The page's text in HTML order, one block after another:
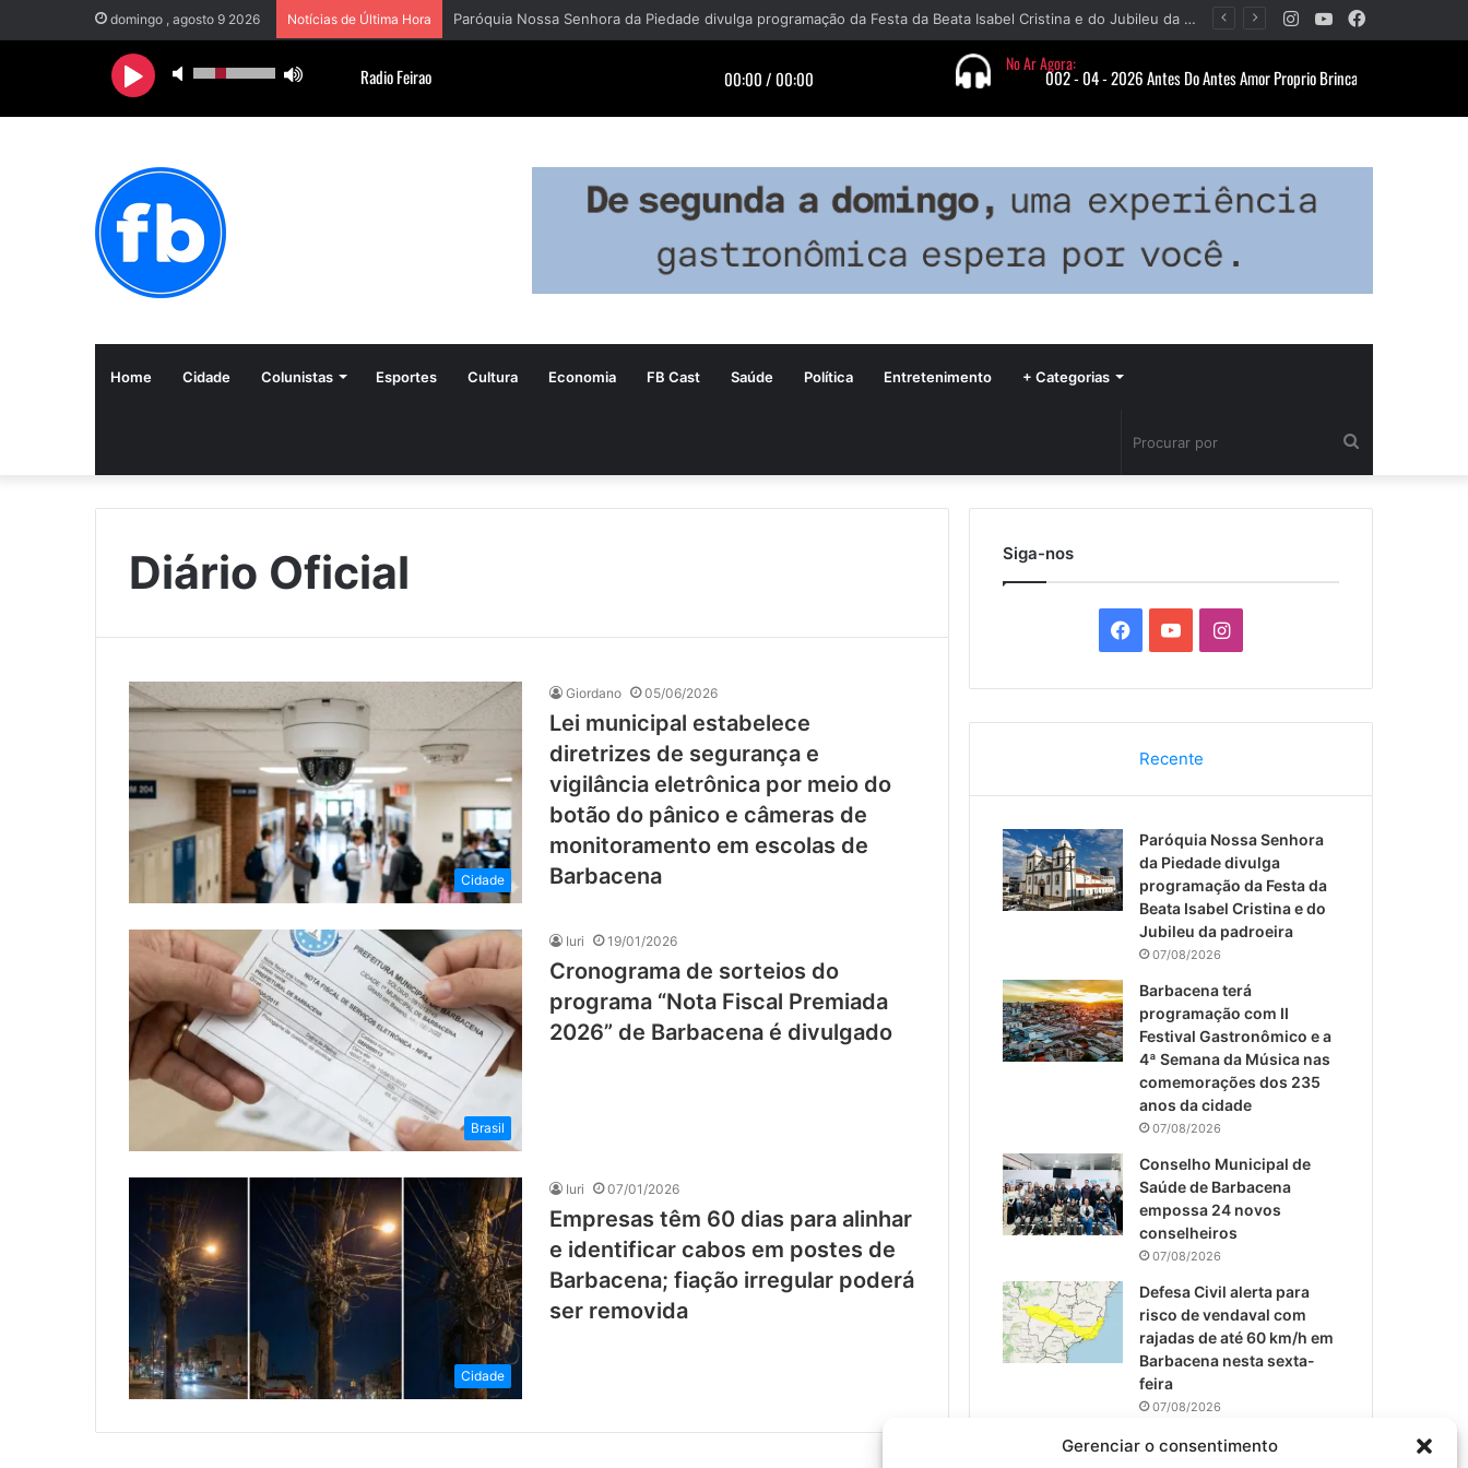
Gerenciar o consentimento
domingo , agosto 9 2026 Notícias de Última Hora Paróquia Nossa Senhora da Piedade divulga programação da Festa da Beata Isabel Cristina e do Jubileu da padroeira YouTube
Instagram
Home Cidade Colunistas Esportes Cultura Economia FB Cast Saúde Política Entretenimento + Categorias
por
Diário Oficial
Cidade
Giordano 05/06/2026
Lei municipal estabelece
diretrizes de segurança e
vigilância eletrônica por meio do
botão do pânico e câmeras de
monitoramento em escolas de
Barbacena
Brasil
Iuri 19/01/2026
Cronograma de sorteios do
programa “Nota Fiscal Premiada
2026” de Barbacena é divulgado
Cidade
Iuri 07/01/2026
Empresas têm 60 dias para alinhar
e identificar cabos em postes de
Barbacena; fiação irregular poderá
ser removida
Siga-nos
c
e
b
o
o
k
u
T
u
b
e
I
s
a
g
r
a
Recente
Paróquia Nossa Senhora
da Piedade divulga
programação da Festa da
Beata Isabel Cristina e do
Jubileu da padroeira
07/08/2026
Barbacena terá
programação com II
Festival Gastronômico e a
4ª Semana da Música nas
comemorações dos 235
anos da cidade
07/08/2026
Conselho Municipal de
Saúde de Barbacena
empossa 24 novos
conselheiros
07/08/2026
Defesa Civil alerta para
risco de vendaval com
rajadas de até 60 km/h em
Barbacena nesta sexta-
feira
07/08/2026
EPCAR tem a melhor nota